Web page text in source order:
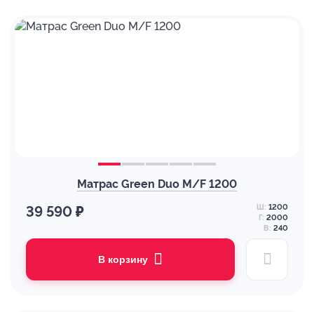
Матрас Green Duo M/F 1200
39 590 ₽ Ш: 1200
Г: 2000
В: 240
В корзину